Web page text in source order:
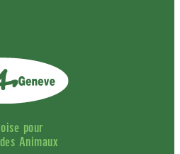
pour
Animaux